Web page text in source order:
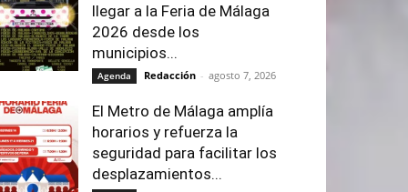
llegar a la Feria de Málaga
2026 desde los
municipios...
Agenda Redacción - agosto 7, 2026
El Metro de Málaga amplía
horarios y refuerza la
seguridad para facilitar los
desplazamientos...